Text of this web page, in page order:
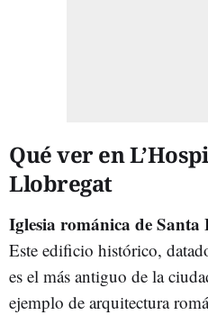
Qué ver en
Llobregat
Iglesia románica de Santa
Este edificio histórico,
es el más antiguo de la
ejemplo de arquitectura